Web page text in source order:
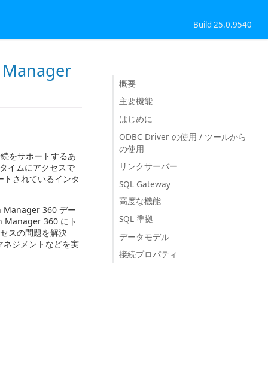
Build 25.0.9540
をサポートするあ
イムにアクセスで
トされているインタ
Manager 360 デー
Manager 360 にト
スの問題を解決
ネジメントなどを実
概要
主要機能
はじめに
ODBC Driver の使用 / ツールから
の使用
リンクサーバー
SQL Gateway
高度な機能
SQL 準拠
データモデル
接続プロパティ